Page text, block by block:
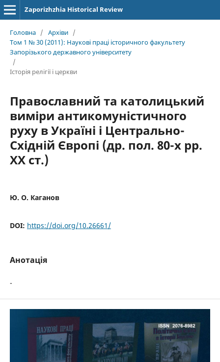
Zaporizhzhia Historical Review
Головна / Архіви /
Том 1 № 30 (2011): Наукові праці історичного факультету
Запорізького державного університету
/
Історія релігії і церкви
Православний та католицький
виміри антикомуністичного
руху в Україні і Центрально-
Східній Європі (др. пол. 80-х рр.
XX ст.)
Ю. О. Каганов
DOI: https://doi.org/10.26661/
Анотація
-